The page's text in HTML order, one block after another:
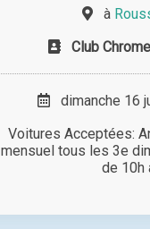
à
Club
dimanche 16
Voitures Acceptées:
mensuel tous les 3e
de 10h